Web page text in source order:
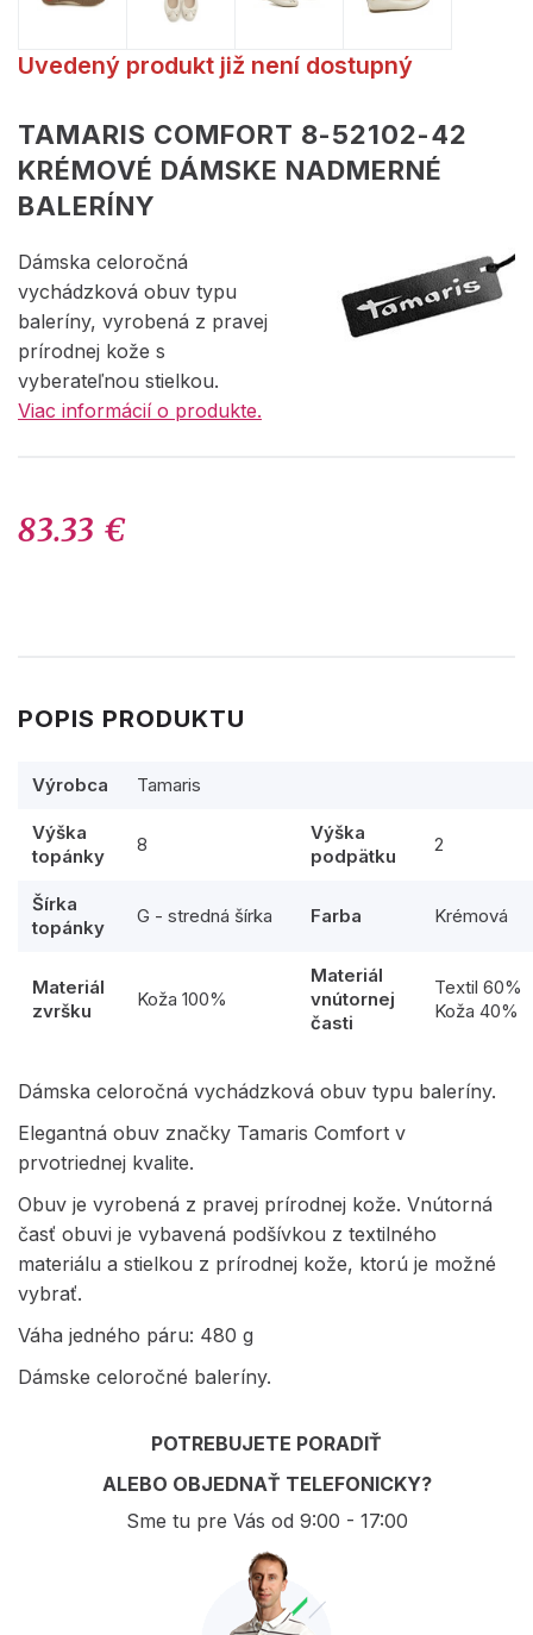
Uvedený produkt již není dostupný
TAMARIS COMFORT 8-52102-42
KRÉMOVÉ DÁMSKE NADMERNÉ
BALERÍNY
Dámska celoročná
vychádzková obuv typu
baleríny, vyrobená z pravej
prírodnej kože s
vyberateľnou stielkou.
Viac informácií o produkte.
83.33 €
POPIS PRODUKTU
Výrobca Tamaris
Výška
topánky
8
Výška
podpätku
2
Šírka
topánky
G - stredná šírka Farba Krémová
Materiál
zvršku
Koža 100%
Materiál
vnútornej
časti
Textil 60%
Koža 40%
Dámska celoročná vychádzková obuv typu baleríny.
Elegantná obuv značky Tamaris Comfort v
prvotriednej kvalite.
Obuv je vyrobená z pravej prírodnej kože. Vnútorná
časť obuvi je vybavená podšívkou z textilného
materiálu a stielkou z prírodnej kože, ktorú je možné
vybrať.
Váha jedného páru: 480 g
Dámske celoročné baleríny.
POTREBUJETE PORADIŤ
ALEBO OBJEDNAŤ TELEFONICKY?
Sme tu pre Vás od 9:00 - 17:00